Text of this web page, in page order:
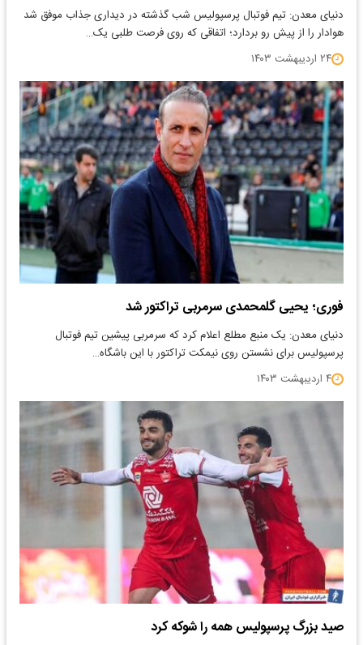
دنیای معدن: تیم فوتبال پرسپولیس شب گذشته در دیداری جذاب موفق شد
هوادار را از پیش رو بردارد؛ اتفاقی که روی فرصت طلبی یک…
۲۴ اردیبهشت ۱۴۰۳
فوری؛ یحیی گلمحمدی سرمربی تراکتور شد
دنیای معدن: یک منبع مطلع اعلام کرد که سرمربی پیشین تیم فوتبال
پرسپولیس برای نشستن روی نیمکت تراکتور با این باشگاه…
۴ اردیبهشت ۱۴۰۳
صید بزرگ پرسپولیس همه را شوکه کرد